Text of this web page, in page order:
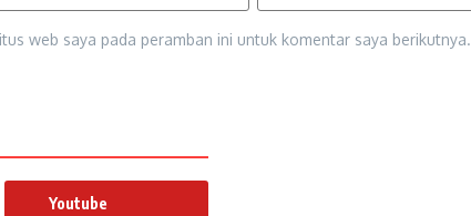
web saya pada peramban ini untuk komentar saya berikutnya.
Youtube